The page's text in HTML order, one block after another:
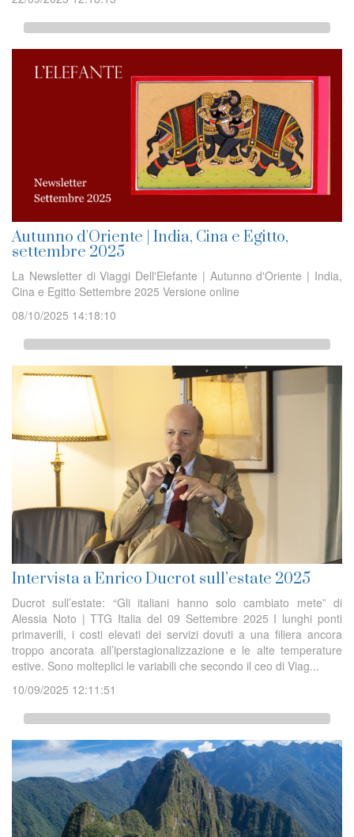
Autunno d'Oriente | India, Cina e Egitto,
settembre 2025
La Newsletter di Viaggi Dell'Elefante | Autunno d'Oriente | India,
Cina e Egitto Settembre 2025 Versione online
08/10/2025 14:18:10
Intervista a Enrico Ducrot sull’estate 2025
Ducrot sull’estate: “Gli italiani hanno solo cambiato mete” di
Alessia Noto | TTG Italia del 09 Settembre 2025 I lunghi ponti
primaverili, i costi elevati dei servizi dovuti a una filiera ancora
troppo ancorata all’iperstagionalizzazione e le alte temperature
estive. Sono molteplici le variabili che secondo il ceo di Viag...
10/09/2025 12:11:51